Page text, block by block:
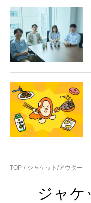
TOP ジャケット/アウター
ジャケ